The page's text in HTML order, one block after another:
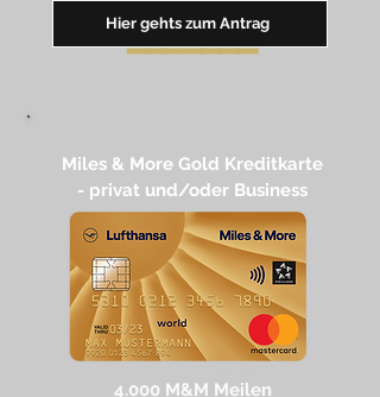
━━━━━━━
Hier gehts zum Antrag
Miles & More Gold Kreditkarte​
- privat und/oder Business
4.000 M&M Meilen